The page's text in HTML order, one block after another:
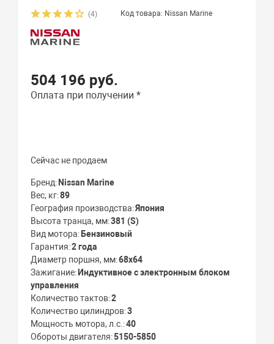
(4) Код товара: Nissan Marine
504 196 руб.
Оплата при получении *
Сейчас не продаем
Бренд Nissan Marine
Вес, кг 89
География производства Япония
Высота транца, мм 381 (S)
Вид мотора Бензиновый
Гарантия 2 года
Диаметр поршня, мм 68x64
Зажигание Индуктивное с электронным блоком
управления
Количество тактов 2
Количество цилиндров 3
Мощность мотора, л.с. 40
Обороты двигателя 5150-5850